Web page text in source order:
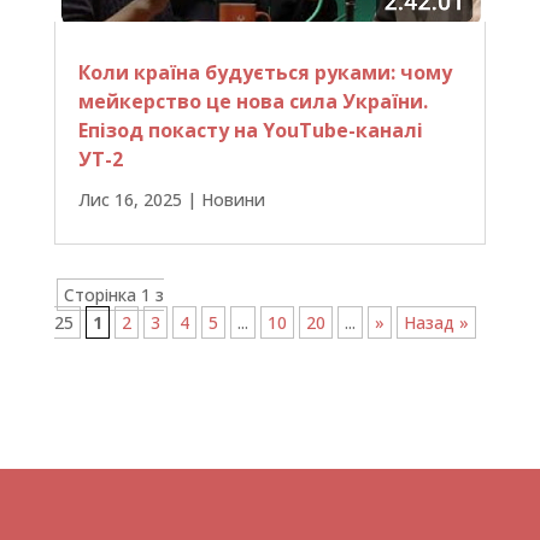
Коли країна будується руками: чому
мейкерство це нова сила України.
Епізод покасту на YouTube-каналі
УТ-2
Лис 16, 2025 | Новини
Сторінка 1 з
25
1 2 3 4 5 ... 10 20 ... » Назад »